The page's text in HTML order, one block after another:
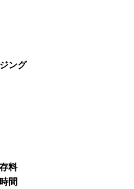
ング
料
間